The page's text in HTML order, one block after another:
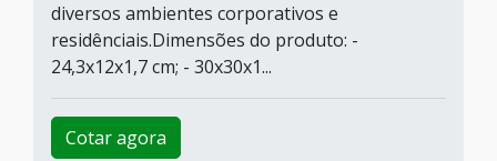
diversos ambientes corporativos e
residênciais.Dimensões do produto: -
24,3x12x1,7 cm; - 30x30x1...
Cotar agora